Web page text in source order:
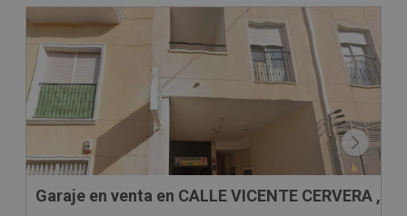
CESIÓN DE REMATE
Garaje en venta en CALLE VICENTE CERVERA , 57